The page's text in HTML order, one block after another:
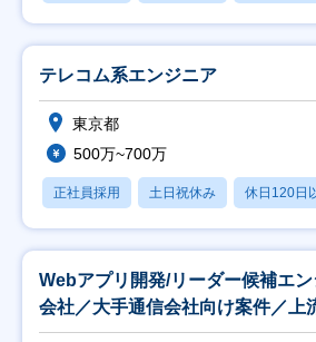
テレコム系エンジニア
東京都
500万~700万
正社員採用 土日祝休み 休日120日
Webアプリ開発/リーダー候補エ
会社／大手通信会社向け案件／上